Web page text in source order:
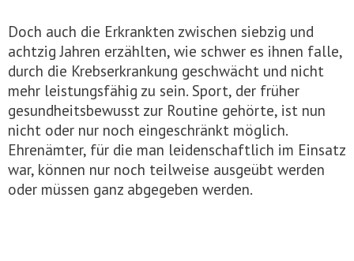
Doch auch die Erkrankten zwischen siebzig und
achtzig Jahren erzählten, wie schwer es ihnen falle,
durch die Krebserkrankung geschwächt und nicht
mehr leistungsfähig zu sein. Sport, der früher
gesundheitsbewusst zur Routine gehörte, ist nun
nicht oder nur noch eingeschränkt möglich.
Ehrenämter, für die man leidenschaftlich im Einsatz
war, können nur noch teilweise ausgeübt werden
oder müssen ganz abgegeben werden.